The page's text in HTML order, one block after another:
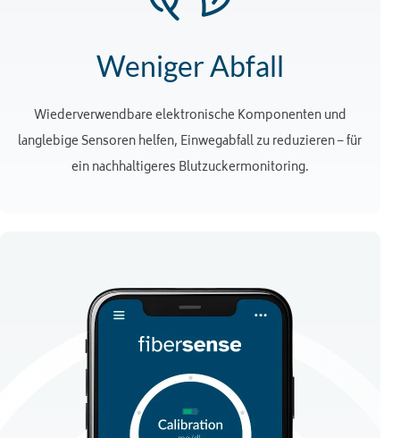
Weniger Abfall
Wiederverwendbare elektronische Komponenten und
langlebige Sensoren helfen, Einwegabfall zu reduzieren – für
ein nachhaltigeres Blutzuckermonitoring.